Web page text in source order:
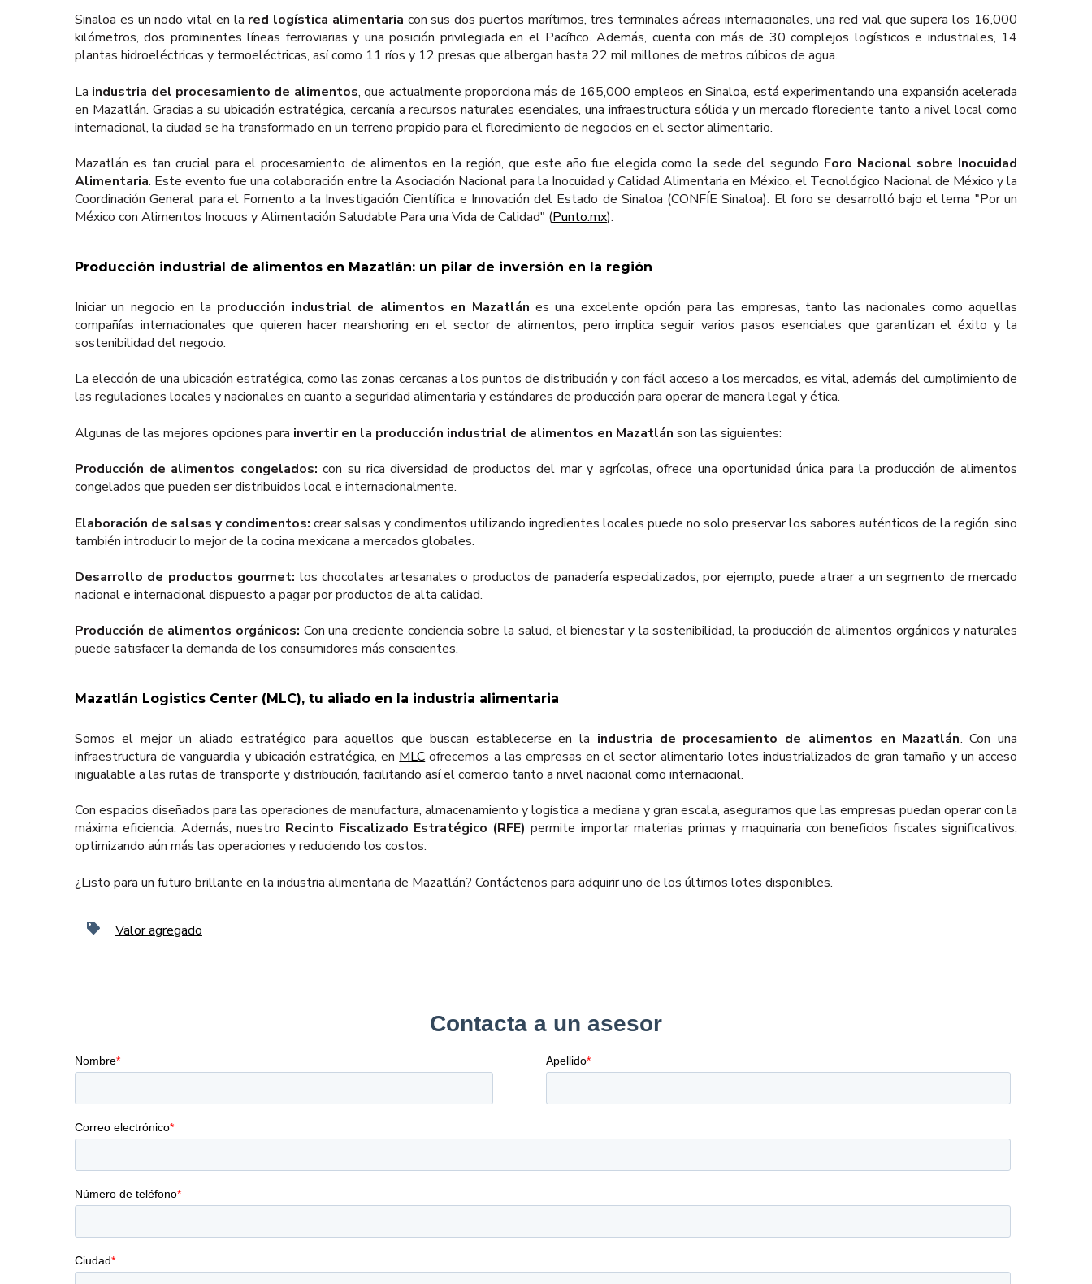
Sinaloa es un nodo vital en la red logística alimentaria con sus dos puertos marítimos, tres terminales aéreas internacionales, una red vial que supera los 16,000
kilómetros, dos prominentes líneas ferroviarias y una posición privilegiada en el Pacífico. Además, cuenta con más de 30 complejos logísticos e industriales, 14
plantas hidroeléctricas y termoeléctricas, así como 11 ríos y 12 presas que albergan hasta 22 mil millones de metros cúbicos de agua.
La industria del procesamiento de alimentos, que actualmente proporciona más de 165,000 empleos en Sinaloa, está experimentando una expansión acelerada
en Mazatlán. Gracias a su ubicación estratégica, cercanía a recursos naturales esenciales, una infraestructura sólida y un mercado floreciente tanto a nivel local como
internacional, la ciudad se ha transformado en un terreno propicio para el florecimiento de negocios en el sector alimentario.
Mazatlán es tan crucial para el procesamiento de alimentos en la región, que este año fue elegida como la sede del segundo Foro Nacional sobre Inocuidad
Alimentaria. Este evento fue una colaboración entre la Asociación Nacional para la Inocuidad y Calidad Alimentaria en México, el Tecnológico Nacional de México y la
Coordinación General para el Fomento a la Investigación Científica e Innovación del Estado de Sinaloa (CONFÍE Sinaloa). El foro se desarrolló bajo el lema "Por un
México con Alimentos Inocuos y Alimentación Saludable Para una Vida de Calidad" (Punto.mx).
Producción industrial de alimentos en Mazatlán: un pilar de inversión en la región
Iniciar un negocio en la producción industrial de alimentos en Mazatlán es una excelente opción para las empresas, tanto las nacionales como aquellas
compañías internacionales que quieren hacer nearshoring en el sector de alimentos, pero implica seguir varios pasos esenciales que garantizan el éxito y la
sostenibilidad del negocio.
La elección de una ubicación estratégica, como las zonas cercanas a los puntos de distribución y con fácil acceso a los mercados, es vital, además del cumplimiento de
las regulaciones locales y nacionales en cuanto a seguridad alimentaria y estándares de producción para operar de manera legal y ética.
Algunas de las mejores opciones para invertir en la producción industrial de alimentos en Mazatlán son las siguientes:
Producción de alimentos congelados:con su rica diversidad de productos del mar y agrícolas, ofrece una oportunidad única para la producción de alimentos
congelados que pueden ser distribuidos local e internacionalmente.
Elaboración de salsas y condimentos: crear salsas y condimentos utilizando ingredientes locales puede no solo preservar los sabores auténticos de la región, sino
también introducir lo mejor de la cocina mexicana a mercados globales.
Desarrollo de productos gourmet: los chocolates artesanales o productos de panadería especializados, por ejemplo, puede atraer a un segmento de mercado
nacional e internacional dispuesto a pagar por productos de alta calidad.
Producción de alimentos orgánicos: Con una creciente conciencia sobre la salud, el bienestar y la sostenibilidad, la producción de alimentos orgánicos y naturales
puede satisfacer la demanda de los consumidores más conscientes.
Mazatlán Logistics Center (MLC), tu aliado en la industria alimentaria
Somos el mejor un aliado estratégico para aquellos que buscan establecerse en la industria de procesamiento de alimentos en Mazatlán. Con una
infraestructura de vanguardia y ubicación estratégica, en MLC ofrecemos a las empresas en el sector alimentario lotes industrializados de gran tamaño y un acceso
inigualable a las rutas de transporte y distribución, facilitando así el comercio tanto a nivel nacional como internacional.
Con espacios diseñados para las operaciones de manufactura, almacenamiento y logística a mediana y gran escala, aseguramos que las empresas puedan operar con la
máxima eficiencia. Además, nuestro Recinto Fiscalizado Estratégico (RFE) permite importar materias primas y maquinaria con beneficios fiscales significativos,
optimizando aún más las operaciones y reduciendo los costos.
¿Listo para un futuro brillante en la industria alimentaria de Mazatlán? Contáctenos para adquirir uno de los últimos lotes disponibles.
Valor agregado